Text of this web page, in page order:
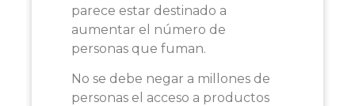
parece estar destinado a
aumentar el número de
personas que fuman.
No se debe negar a millones de
personas el acceso a productos